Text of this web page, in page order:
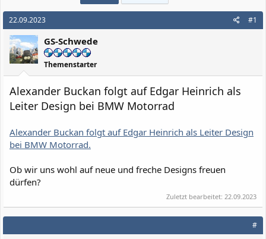
22.09.2023 #1
GS-Schwede
Themenstarter
Alexander Buckan folgt auf Edgar Heinrich als
Leiter Design bei BMW Motorrad
Alexander Buckan folgt auf Edgar Heinrich als Leiter Design
bei BMW Motorrad.
Ob wir uns wohl auf neue und freche Designs freuen
dürfen?
Zuletzt bearbeitet: 22.09.2023
#